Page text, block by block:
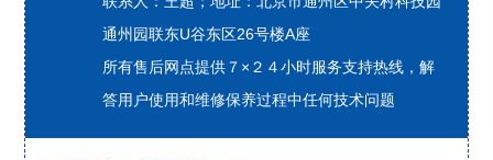
通州园联东U谷东区26号楼A座
所有售后网点提供７×２４小时服务支持热线，解
答用户使用和维修保养过程中任何技术问题